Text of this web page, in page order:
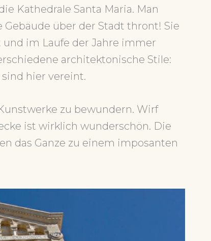
Kathedrale Santa Maria. Man
über der Stadt thront! Sie
im Laufe der Jahre immer
architektonische Stile:
hier vereint.
zu bewundern. Wirf
ist wirklich wunderschön. Die
das Ganze zu einem imposanten